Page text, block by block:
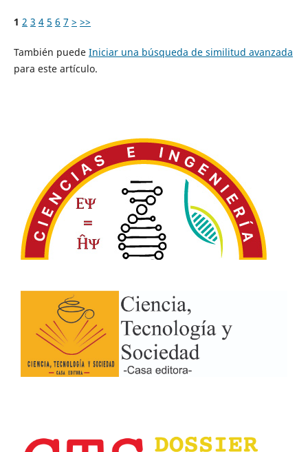
1 2 3 4 5 6 7 > >>
También puede Iniciar una búsqueda de similitud avanzada
para este artículo.